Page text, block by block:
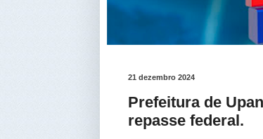
21 dezembro 2024
Prefeitura de
repasse federal.